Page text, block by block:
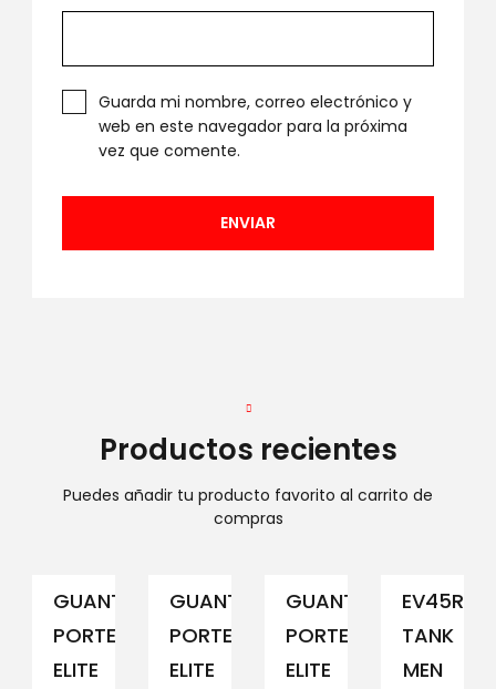
Guarda mi nombre, correo electrónico y
web en este navegador para la próxima
vez que comente.
Productos recientes
Puedes añadir tu producto favorito al carrito de
compras
GUANTE
PORTERO
ELITE
GUANTE
PORTERO
ELITE
GUANTE
PORTERO
ELITE
TANK
MEN